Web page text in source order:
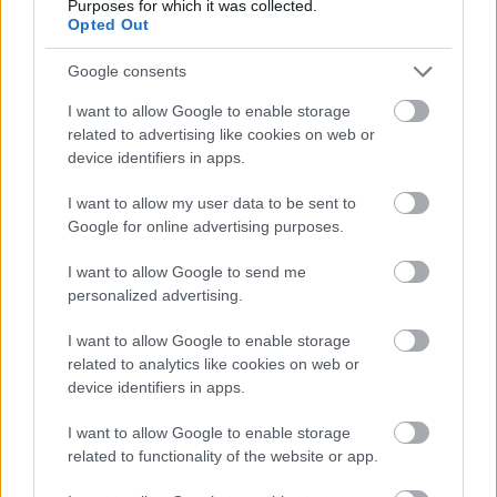
Purposes for which it was collected.
Opted Out
Google consents
I want to allow Google to enable storage
related to advertising like cookies on web or
device identifiers in apps.
I want to allow my user data to be sent to
Google for online advertising purposes.
I want to allow Google to send me
personalized advertising.
I want to allow Google to enable storage
related to analytics like cookies on web or
device identifiers in apps.
I want to allow Google to enable storage
related to functionality of the website or app.
a farok csóválja a kutyát,/ hoppácska: a farok az
egész világot csóválja.
Háj Way To Hell:
Védjed a kapudat, a lábad közét főleg, /a
törzsfejlődés halad: minden ujj középső lesz.
Lehel piac:
aranyhalat? Adózd le!/ Nem dolgozik, ne is egyék,
nincs is miből,/ megmásznád a tudás fáját, de
Ez ilyen szerelmes szám:
egy friends with benefits-cel?/ A jó pofonhoz kell
mind a két kezem,/ bocsáss meg, Uram, épp